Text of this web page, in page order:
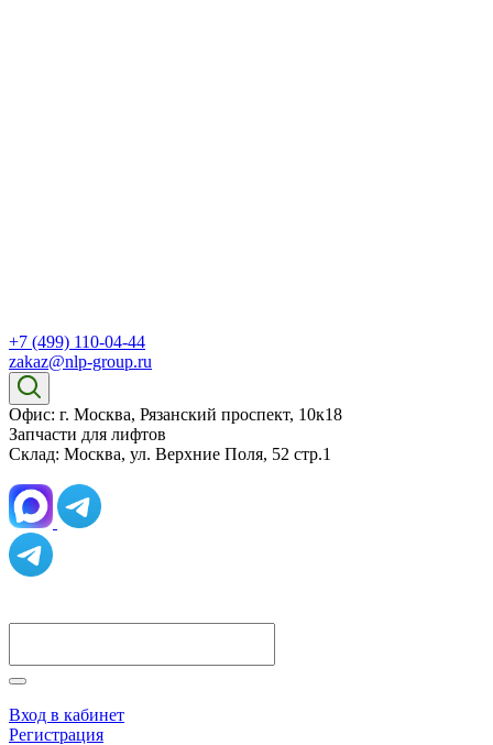
+7 (499) 110-04-44
zakaz@nlp-group.ru
Офис: г. Москва, Рязанский проспект, 10к18
Запчасти для лифтов
Склад: Москва, ул. Верхние Поля, 52 стр.1
Вход в кабинет
Регистрация